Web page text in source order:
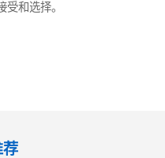
和选择。
荐